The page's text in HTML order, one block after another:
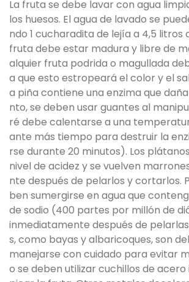
La fruta se debe lavar con agua
los huesos. El agua de lavado se
ndo 1 cucharadita de lejía a 4,5 litros
fruta debe estar madura y libre de
alquier fruta podrida o magullada
a que esto estropeará el color y el
a piña contiene una enzima que
nto, se deben usar guantes al
ré debe calentarse a una
ante más tiempo para destruir la
rse durante 20 minutos). Los
nivel de acidez y se vuelven
nte después de pelarlos y cortarlos.
ben sumergirse en agua que
de sodio (400 partes por millón de
inmediatamente después de
s, como bayas y albaricoques, son
manejarse con cuidado para evitar
o se deben utilizar cuchillos de